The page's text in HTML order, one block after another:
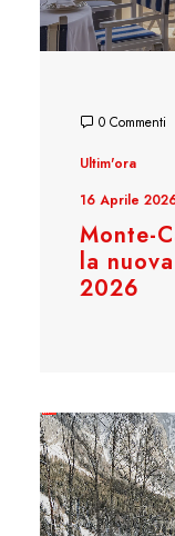
0 Commenti
Ultim'ora
16 Aprile
Monte-
la
2026